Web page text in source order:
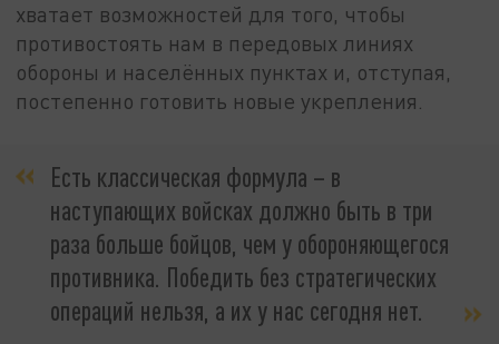
хватает возможностей для того, чтобы
противостоять нам в передовых линиях
обороны и населённых пунктах и, отступая,
постепенно готовить новые укрепления.
Есть классическая формула – в
наступающих войсках должно быть в три
раза больше бойцов, чем у обороняющегося
противника. Победить без стратегических
операций нельзя, а их у нас сегодня нет.